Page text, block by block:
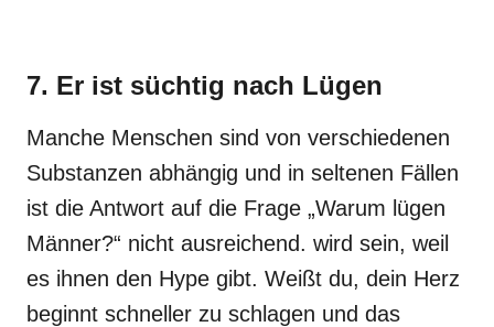
7. Er ist süchtig nach Lügen
Manche Menschen sind von verschiedenen
Substanzen abhängig und in seltenen Fällen
ist die Antwort auf die Frage „Warum lügen
Männer?“ nicht ausreichend. wird sein, weil
es ihnen den Hype gibt. Weißt du, dein Herz
beginnt schneller zu schlagen und das